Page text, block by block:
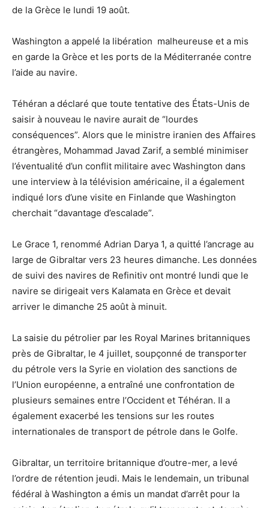
de la Grèce le lundi 19 août.
Washington a appelé la libération malheureuse et a mis
en garde la Grèce et les ports de la Méditerranée contre
l’aide au navire.
Téhéran a déclaré que toute tentative des États-Unis de
saisir à nouveau le navire aurait de “lourdes
conséquences”. Alors que le ministre iranien des Affaires
étrangères, Mohammad Javad Zarif, a semblé minimiser
l’éventualité d’un conflit militaire avec Washington dans
une interview à la télévision américaine, il a également
indiqué lors d’une visite en Finlande que Washington
cherchait “davantage d’escalade”.
Le Grace 1, renommé Adrian Darya 1, a quitté l’ancrage au
large de Gibraltar vers 23 heures dimanche. Les données
de suivi des navires de Refinitiv ont montré lundi que le
navire se dirigeait vers Kalamata en Grèce et devait
arriver le dimanche 25 août à minuit.
La saisie du pétrolier par les Royal Marines britanniques
près de Gibraltar, le 4 juillet, soupçonné de transporter
du pétrole vers la Syrie en violation des sanctions de
l’Union européenne, a entraîné une confrontation de
plusieurs semaines entre l’Occident et Téhéran. Il a
également exacerbé les tensions sur les routes
internationales de transport de pétrole dans le Golfe.
Gibraltar, un territoire britannique d’outre-mer, a levé
l’ordre de rétention jeudi. Mais le lendemain, un tribunal
fédéral à Washington a émis un mandat d’arrêt pour la